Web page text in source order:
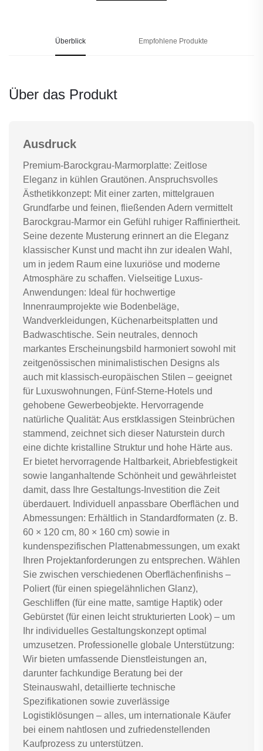
Überblick Empfohlene Produkte
Über das Produkt
Ausdruck
Premium-Barockgrau-Marmorplatte: Zeitlose
Eleganz in kühlen Grautönen. Anspruchsvolles
Ästhetikkonzept: Mit einer zarten, mittelgrauen
Grundfarbe und feinen, fließenden Adern vermittelt
Barockgrau-Marmor ein Gefühl ruhiger Raffiniertheit.
Seine dezente Musterung erinnert an die Eleganz
klassischer Kunst und macht ihn zur idealen Wahl,
um in jedem Raum eine luxuriöse und moderne
Atmosphäre zu schaffen. Vielseitige Luxus-
Anwendungen: Ideal für hochwertige
Innenraumprojekte wie Bodenbeläge,
Wandverkleidungen, Küchenarbeitsplatten und
Badwaschtische. Sein neutrales, dennoch
markantes Erscheinungsbild harmoniert sowohl mit
zeitgenössischen minimalistischen Designs als
auch mit klassisch-europäischen Stilen – geeignet
für Luxuswohnungen, Fünf-Sterne-Hotels und
gehobene Gewerbeobjekte. Hervorragende
natürliche Qualität: Aus erstklassigen Steinbrüchen
stammend, zeichnet sich dieser Naturstein durch
eine dichte kristalline Struktur und hohe Härte aus.
Er bietet hervorragende Haltbarkeit, Abriebfestigkeit
sowie langanhaltende Schönheit und gewährleistet
damit, dass Ihre Gestaltungs-Investition die Zeit
überdauert. Individuell anpassbare Oberflächen und
Abmessungen: Erhältlich in Standardformaten (z. B.
60 × 120 cm, 80 × 160 cm) sowie in
kundenspezifischen Plattenabmessungen, um exakt
Ihren Projektanforderungen zu entsprechen. Wählen
Sie zwischen verschiedenen Oberflächenfinishs –
Poliert (für einen spiegelähnlichen Glanz),
Geschliffen (für eine matte, samtige Haptik) oder
Gebürstet (für einen leicht strukturierten Look) – um
Ihr individuelles Gestaltungskonzept optimal
umzusetzen. Professionelle globale Unterstützung:
Wir bieten umfassende Dienstleistungen an,
darunter fachkundige Beratung bei der
Steinauswahl, detaillierte technische
Spezifikationen sowie zuverlässige
Logistiklösungen – alles, um internationale Käufer
bei einem nahtlosen und zufriedenstellenden
Kaufprozess zu unterstützen.